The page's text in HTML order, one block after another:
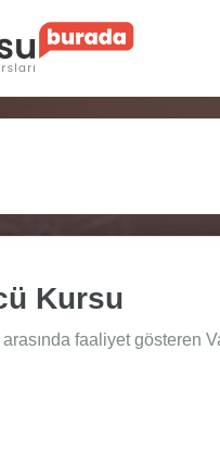
Kursu
faaliyet gösteren